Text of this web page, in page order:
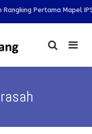
Pertama Mapel IPS